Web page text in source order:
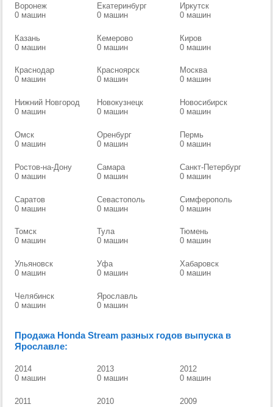
Воронеж
0 машин
Екатеринбург
0 машин
Иркутск
0 машин
Казань
0 машин
Кемерово
0 машин
Киров
0 машин
Краснодар
0 машин
Красноярск
0 машин
Москва
0 машин
Нижний Новгород
0 машин
Новокузнецк
0 машин
Новосибирск
0 машин
Омск
0 машин
Оренбург
0 машин
Пермь
0 машин
Ростов-на-Дону
0 машин
Самара
0 машин
Санкт-Петербург
0 машин
Саратов
0 машин
Севастополь
0 машин
Симферополь
0 машин
Томск
0 машин
Тула
0 машин
Тюмень
0 машин
Ульяновск
0 машин
Уфа
0 машин
Хабаровск
0 машин
Челябинск
0 машин
Ярославль
0 машин
Продажа Honda Stream разных годов выпуска в
Ярославле:
2014
0 машин
2013
0 машин
2012
0 машин
2011
2010
2009